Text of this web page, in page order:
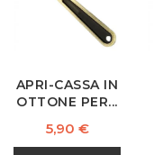
APRI-CASSA IN
OTTONE PER...
Prezzo
5,90 €